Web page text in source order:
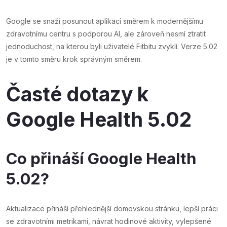
Google se snaží posunout aplikaci směrem k modernějšímu
zdravotnímu centru s podporou AI, ale zároveň nesmí ztratit
jednoduchost, na kterou byli uživatelé Fitbitu zvyklí. Verze 5.02
je v tomto směru krok správným směrem.
Časté dotazy k
Google Health 5.02
Co přináší Google Health
5.02?
Aktualizace přináší přehlednější domovskou stránku, lepší práci
se zdravotními metrikami, návrat hodinové aktivity, vylepšené